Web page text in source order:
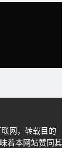
网，转载目的
着本网站赞同其